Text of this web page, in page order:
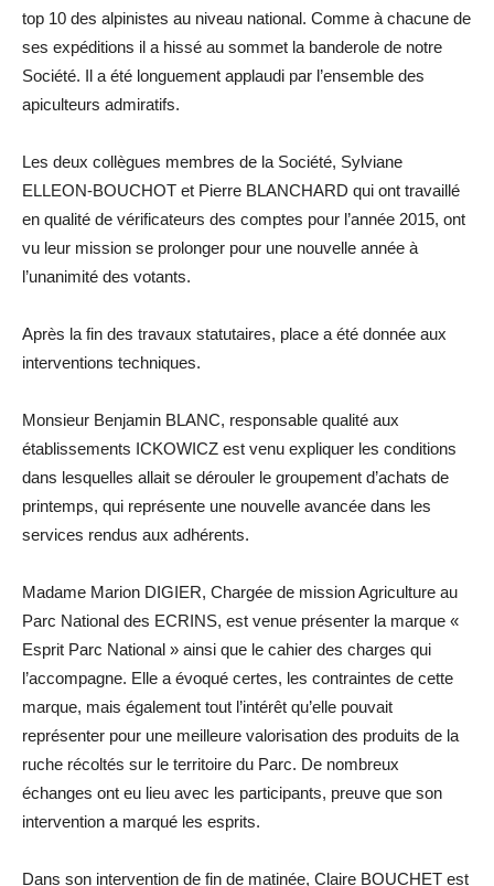
top 10 des alpinistes au niveau national. Comme à chacune de
ses expéditions il a hissé au sommet la banderole de notre
Société. Il a été longuement applaudi par l’ensemble des
apiculteurs admiratifs.
Les deux collègues membres de la Société, Sylviane
ELLEON-BOUCHOT et Pierre BLANCHARD qui ont travaillé
en qualité de vérificateurs des comptes pour l’année 2015, ont
vu leur mission se prolonger pour une nouvelle année à
l’unanimité des votants.
Après la fin des travaux statutaires, place a été donnée aux
interventions techniques.
Monsieur Benjamin BLANC, responsable qualité aux
établissements ICKOWICZ est venu expliquer les conditions
dans lesquelles allait se dérouler le groupement d’achats de
printemps, qui représente une nouvelle avancée dans les
services rendus aux adhérents.
Madame Marion DIGIER, Chargée de mission Agriculture au
Parc National des ECRINS, est venue présenter la marque «
Esprit Parc National » ainsi que le cahier des charges qui
l’accompagne. Elle a évoqué certes, les contraintes de cette
marque, mais également tout l’intérêt qu’elle pouvait
représenter pour une meilleure valorisation des produits de la
ruche récoltés sur le territoire du Parc. De nombreux
échanges ont eu lieu avec les participants, preuve que son
intervention a marqué les esprits.
Dans son intervention de fin de matinée, Claire BOUCHET est